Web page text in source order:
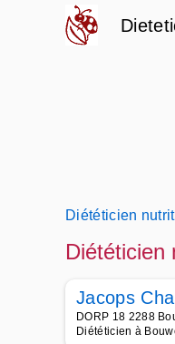
Diététicien
Diététicien
Jacops
DORP 18 2288
Diététicien à